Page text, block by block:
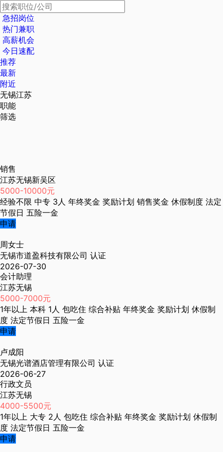
急招岗位
热门兼职
高薪机会
今日速配
推荐
最新
附近
无锡江苏
职能
筛选
销售
江苏无锡新吴区
5000-10000元
经验不限 中专 3人 年终奖金 奖励计划 销售奖金 休假制度 法定
节假日 五险一金
申请
周女士
无锡市道盈科技有限公司 认证
2026-07-30
会计助理
江苏无锡
5000-7000元
1年以上 本科 1人 包吃住 综合补贴 年终奖金 奖励计划 休假制
度 法定节假日 五险一金
申请
卢成阳
无锡光谱酒店管理有限公司 认证
2026-06-27
行政文员
江苏无锡
4000-5500元
1年以上 大专 2人 包吃住 综合补贴 年终奖金 奖励计划 休假制
度 法定节假日 五险一金
申请